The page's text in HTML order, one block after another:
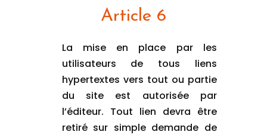
Article 6
La mise en place par les
utilisateurs de tous liens
hypertextes vers tout ou partie
du site est autorisée par
l’éditeur. Tout lien devra être
retiré sur simple demande de